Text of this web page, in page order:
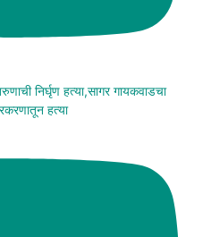
निर्घृण हत्या,सागर गायकवाडचा
हत्या